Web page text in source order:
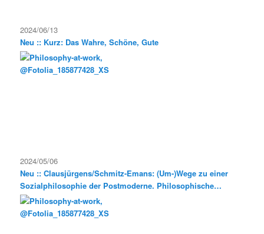
2024/06/13
Neu :: Kurz: Das Wahre, Schöne, Gute
2024/05/06
Neu :: Clausjürgens/Schmitz-Emans: (Um-)Wege zu einer
Sozialphilosophie der Postmoderne. Philosophische
Exkursionen